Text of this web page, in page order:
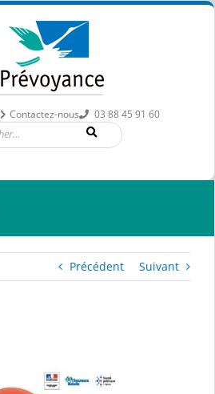
Contactez-nous 03 88 45 91 60
Précédent Suivant